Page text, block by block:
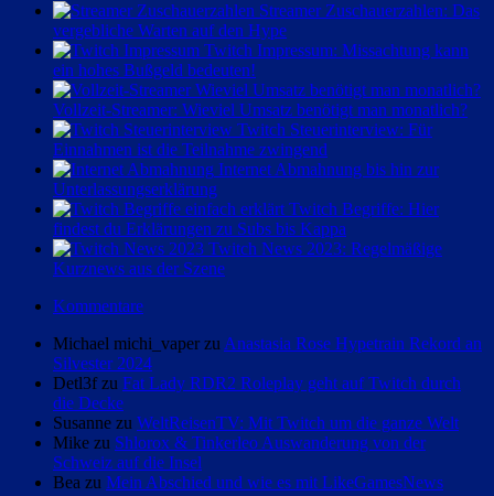
Streamer Zuschauerzahlen: Das
vergebliche Warten auf den Hype
Twitch Impressum: Missachtung kann
ein hohes Bußgeld bedeuten!
Vollzeit-Streamer: Wieviel Umsatz benötigt man monatlich?
Twitch Steuerinterview: Für
Einnahmen ist die Teilnahme zwingend
Internet Abmahnung bis hin zur
Unterlassungserklärung
Twitch Begriffe: Hier
findest du Erklärungen zu Subs bis Kappa
Twitch News 2023: Regelmäßige
Kurznews aus der Szene
Kommentare
Michael michi_vaper zu Anastasia Rose Hypetrain Rekord an
Silvester 2024
Detl3f zu Fat Lady RDR2 Roleplay geht auf Twitch durch
die Decke
Susanne zu WeltReisenTV: Mit Twitch um die ganze Welt
Mike zu Shlorox & Tinkerleo Auswanderung von der
Schweiz auf die Insel
Bea zu Mein Abschied und wie es mit LikeGamesNews